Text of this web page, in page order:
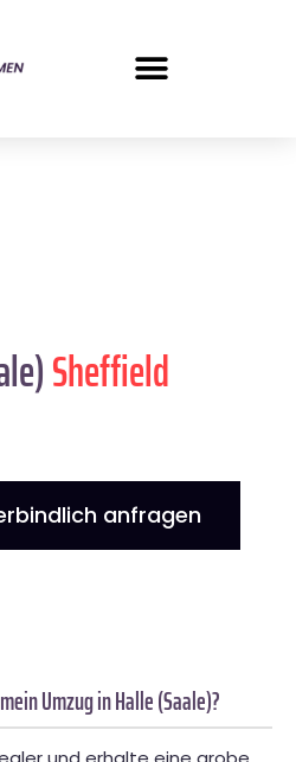
Sheffield
anfragen
Umzug in Halle (Saale)?